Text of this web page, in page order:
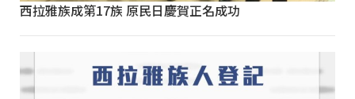
西拉雅族成第17族 原民日慶賀正名成功